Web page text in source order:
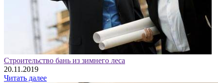
Строительство бань из зимнего леса
20.11.2019
Читать далее